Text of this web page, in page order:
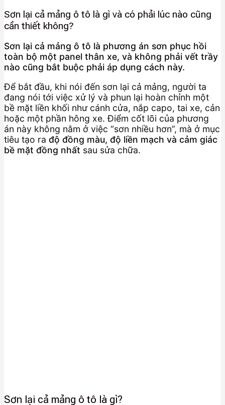
Sơn lại cả mảng ô tô là gì và có phải lúc nào cũng
cần thiết không?
Sơn lại cả mảng ô tô là phương án sơn phục hồi
toàn bộ một panel thân xe, và không phải vết trầy
nào cũng bắt buộc phải áp dụng cách này.
Để bắt đầu, khi nói đến sơn lại cả mảng, người ta
đang nói tới việc xử lý và phun lại hoàn chỉnh một
bề mặt liền khối như cánh cửa, nắp capo, tai xe, cản
hoặc một phần hông xe. Điểm cốt lõi của phương
án này không nằm ở việc “sơn nhiều hơn”, mà ở mục
tiêu tạo ra độ đồng màu, độ liền mạch và cảm giác
bề mặt đồng nhất sau sửa chữa.
Sơn lại cả mảng ô tô là gì?